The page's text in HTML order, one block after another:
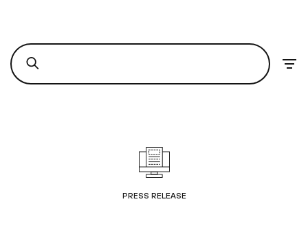
PRESS RELEASE